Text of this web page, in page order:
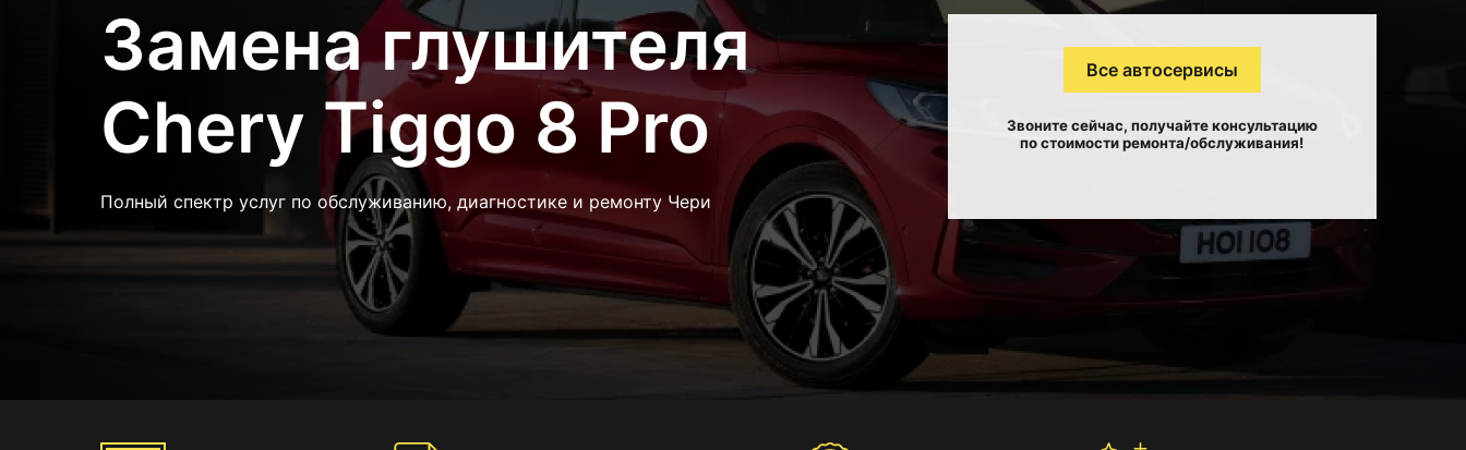
Замена глушителя
Chery Tiggo 8 Pro
Полный спектр услуг по обслуживанию, диагностике и ремонту Чери
Все автосервисы
Звоните сейчас, получайте консультацию
по стоимости ремонта/обслуживания!